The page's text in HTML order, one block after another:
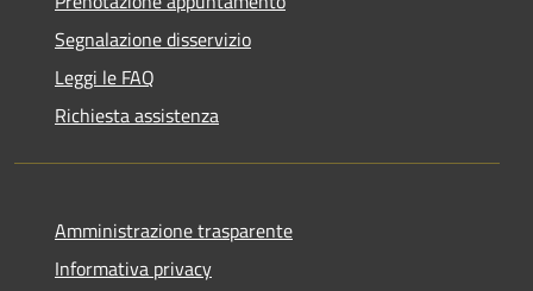
Segnalazione disservizio
Leggi le FAQ
Richiesta assistenza
Amministrazione trasparente
Informativa privacy